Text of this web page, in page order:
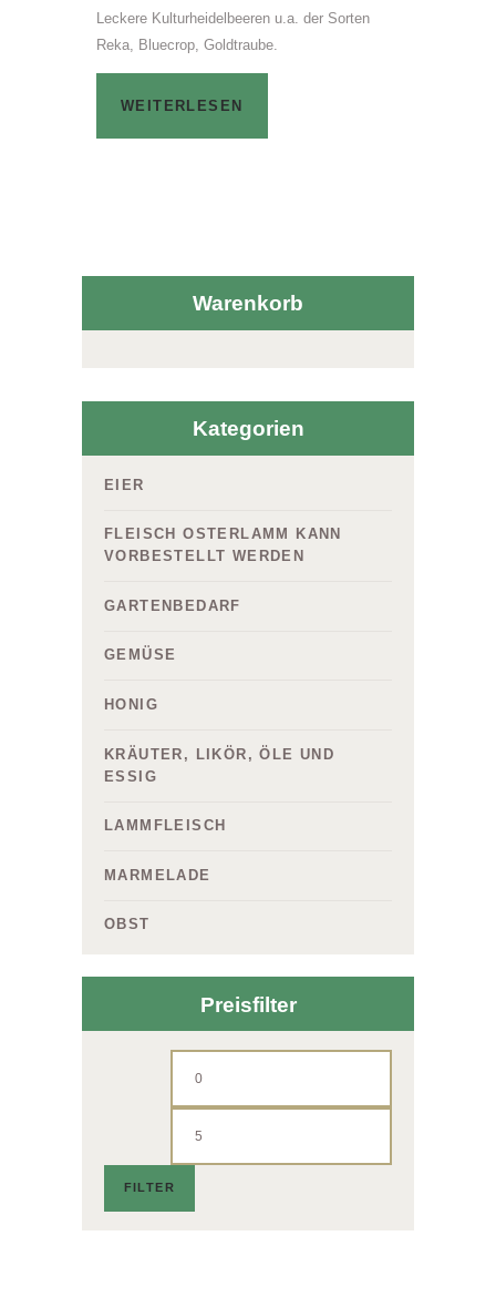
Leckere Kulturheidelbeeren u.a. der Sorten
Reka, Bluecrop, Goldtraube.
WEITERLESEN
Warenkorb
Kategorien
EIER
FLEISCH OSTERLAMM KANN
VORBESTELLT WERDEN
GARTENBEDARF
GEMÜSE
HONIG
KRÄUTER, LIKÖR, ÖLE UND
ESSIG
LAMMFLEISCH
MARMELADE
OBST
Preisfilter
FILTER